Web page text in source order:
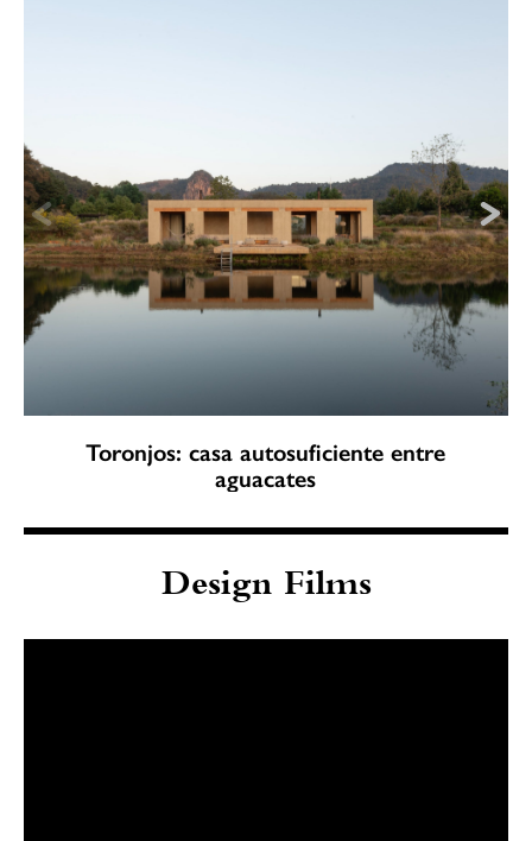
Toronjos: casa autosuficiente entre
aguacates
Design Films